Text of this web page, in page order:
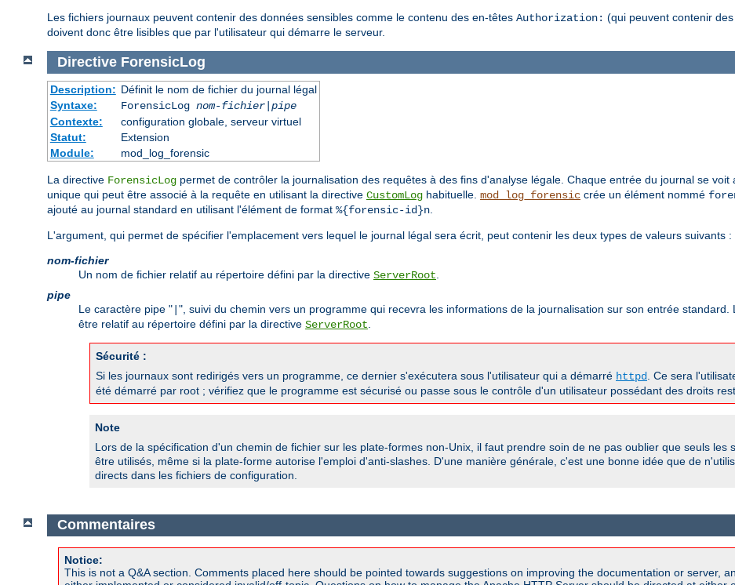
Les fichiers journaux peuvent contenir des données sensibles comme le contenu des en-têtes Authorization: (qui peuvent contenir
doivent donc être lisibles que par l'utilisateur qui démarre le serveur.
Directive ForensicLog
Description: Définit le nom de fichier du journal légal
Syntaxe:
ForensicLog nom-fichier| pipe
Contexte:
configuration globale, serveur virtuel
Statut:
Extension
Module:
mod_log_forensic
La directive ForensicLog permet de contrôler la journalisation des requêtes à des fins d'analyse légale. Chaque entrée du journal se voit
unique qui peut être associé à la requête en utilisant la directive CustomLog habituelle. mod_log_forensic crée un élément nommé
ajouté au journal standard en utilisant l'élément de format %{forensic-id}n
L'argument, qui permet de spécifier l'emplacement vers lequel le journal légal sera écrit, peut contenir les deux types de valeurs suivants :
nom-fichier
Un nom de fichier relatif au répertoire défini par la directive ServerRoot
pipe
Le caractère pipe " ", suivi du chemin vers un programme qui recevra les informations de la journalisation sur son entrée
être relatif au répertoire défini par la directive ServerRoot
Sécurité :
Si les journaux sont redirigés vers un programme, ce dernier s'exécutera sous l'utilisateur qui a démarré httpd
. Ce sera
été démarré par root ; vérifiez que le programme est sécurisé ou passe sous le contrôle d'un utilisateur possédant des droits
Note
Lors de la spécification d'un chemin de fichier sur les plate-formes non-Unix, il faut prendre soin de ne pas oublier que seuls les
être utilisés, même si la plate-forme autorise l'emploi d'anti-slashes. D'une manière générale, c'est une bonne idée que de
directs dans les fichiers de configuration.
Commentaires
Notice:
This is not a Q&A section. Comments placed here should be pointed towards suggestions on improving the documentation or server,